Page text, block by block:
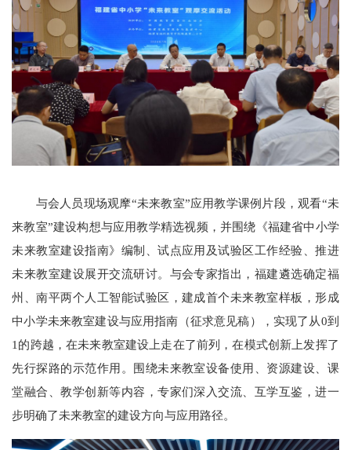
与会人员现场观摩“未来教室”应用教学课例片段，观看“未
来教室”建设构想与应用教学精选视频，并围绕《福建省中小学
未来教室建设指南》编制、试点应用及试验区工作经验、推进
未来教室建设展开交流研讨。与会专家指出，福建遴选确定福
州、南平两个人工智能试验区，建成首个未来教室样板，形成
中小学未来教室建设与应用指南（征求意见稿），实现了从0到
1的跨越，在未来教室建设上走在了前列，在模式创新上发挥了
先行探路的示范作用。围绕未来教室设备使用、资源建设、课
堂融合、教学创新等内容，专家们深入交流、互学互鉴，进一
步明确了未来教室的建设方向与应用路径。